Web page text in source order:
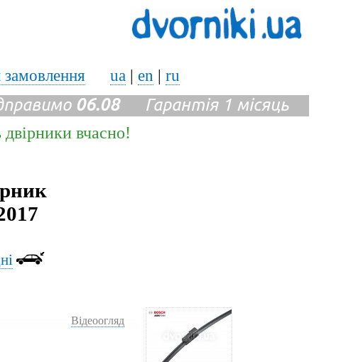
ua | en | ru
06.08Гарантія 1 місяць
вчасно!
Відеоогляд